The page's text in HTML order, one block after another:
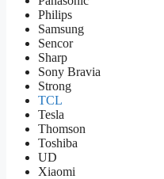
Philips
Samsung
Sencor
Sharp
Sony Bravia
Strong
TCL
Tesla
Thomson
Toshiba
UD
Xiaomi